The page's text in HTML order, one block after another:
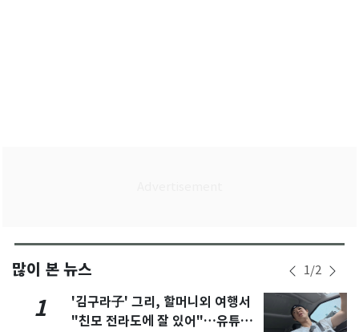
많이 본 뉴스 1/2
1
'김구라子' 그리, 할머니외 여행서
"친모 전라도에 잘 있어"…유튜브